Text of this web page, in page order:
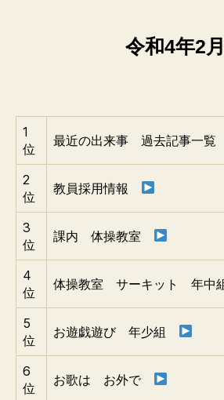
令和4年2月
1
位
最近の出来事 過去記事一覧
2
位
教員採用情報
3
位
課内 体操教室
4
位
体操教室 サーキット 年中
5
位
お遊戯遊び 年少組
6
位
お歌は お外で